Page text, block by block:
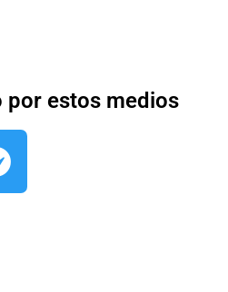
por estos medios